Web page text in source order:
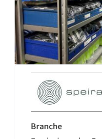
Branche